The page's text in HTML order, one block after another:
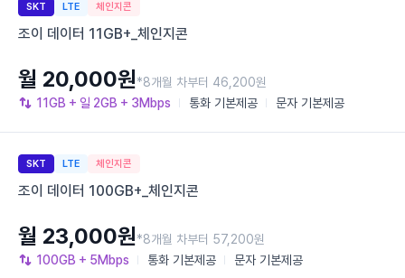
SKT LTE 체인지콘
조이 데이터 11GB+_체인지콘
11GB + 일 2GB + 3Mbps 통화 기본제공 문자 기본제공
월 20,000원*8개월 차부터 46,200원
SKT LTE 체인지콘
조이 데이터 100GB+_체인지콘
100GB + 5Mbps 통화 기본제공 문자 기본제공
월 23,000원*8개월 차부터 57,200원